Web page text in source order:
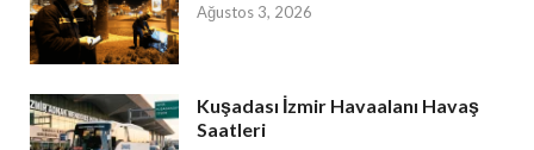
Ağustos 3, 2026
Kuşadası İzmir Havaalanı Havaş
Saatleri